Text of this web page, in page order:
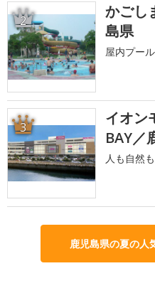
2
かごし
島県
屋内プー
3
イオン
BAY／
人も自然
鹿児島県の夏の人